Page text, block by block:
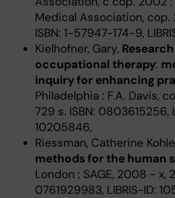
Medical Association,
ISBN: 1-57947-174-9,
Kielhofner, Gary,
occupational therapy:
inquiry for enhancing
Philadelphia : F.A. Davis,
729 s. ISBN: 0803615256,
10205846,
Riessman, Catherine
methods for the human
London : SAGE, 2008 - x,
0761929983, LIBRIS-ID: